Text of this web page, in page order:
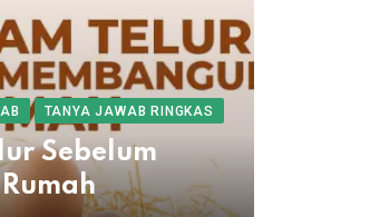
TANYA JAWAB RINGKAS
Sebelum